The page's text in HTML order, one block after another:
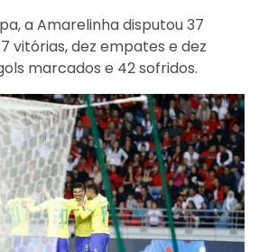
a Amarelinha disputou 37
vitórias, dez empates e dez
marcados e 42 sofridos.